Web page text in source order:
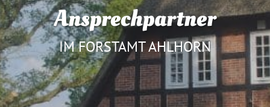
Ansprechpartner
IM FORSTAMT AHLHORN